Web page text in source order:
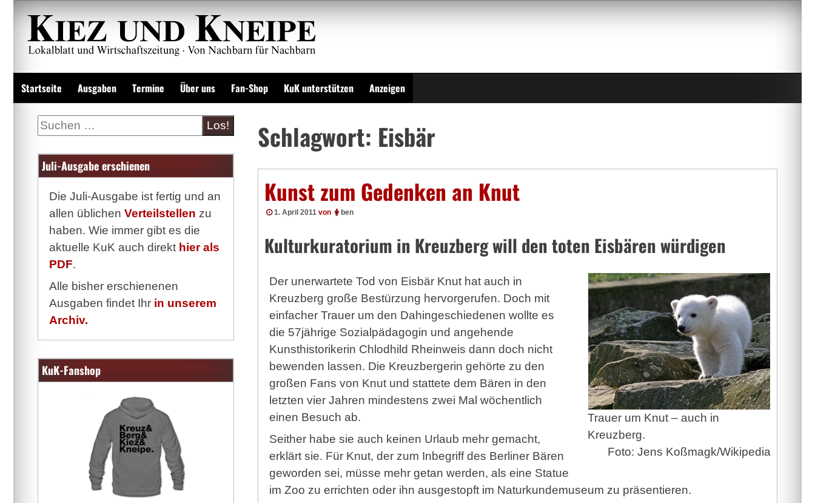
Zum
Inhalt
springen
Startseite Ausgaben Termine Über uns Fan-Shop KuK unterstützen Anzeigen
Schlagwort: Eisbär
Kunst zum Gedenken an Knut
1. April 2011 von ben
Kulturkuratorium in Kreuzberg will den toten Eisbären würdigen
Trauer um Knut – auch in
Kreuzberg.
Foto: Jens Koßmagk/Wikipedia
Der unerwartete Tod von Eisbär Knut hat auch in
Kreuzberg große Bestürzung hervorgerufen. Doch mit
einfacher Trauer um den Dahingeschiedenen wollte es
die 57jährige Sozialpädagogin und angehende
Kunsthistorikerin Chlodhild Rheinweis dann doch nicht
bewenden lassen. Die Kreuzbergerin gehörte zu den
großen Fans von Knut und stattete dem Bären in den
letzten vier Jahren mindestens zwei Mal wöchentlich
einen Besuch ab.
Seither habe sie auch keinen Urlaub mehr gemacht,
erklärt sie. Für Knut, der zum Inbegriff des Berliner Bären
geworden sei, müsse mehr getan werden, als eine Statue
im Zoo zu errichten oder ihn ausgestopft im Naturkundemuseum zu präsentieren.
Suche
Juli-Ausgabe erschienen
Die Juli-Ausgabe ist fertig und an
allen üblichen Verteilstellen zu
haben. Wie immer gibt es die
aktuelle KuK auch direkt hier als
PDF.
Alle bisher erschienenen
Ausgaben findet Ihr in unserem
Archiv.
KuK-Fanshop